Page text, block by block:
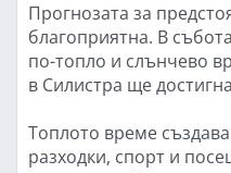
Прогнозата за
благоприятна. В
по-топло и слънчево
в Силистра ще
Топлото време
разходки, спорт и